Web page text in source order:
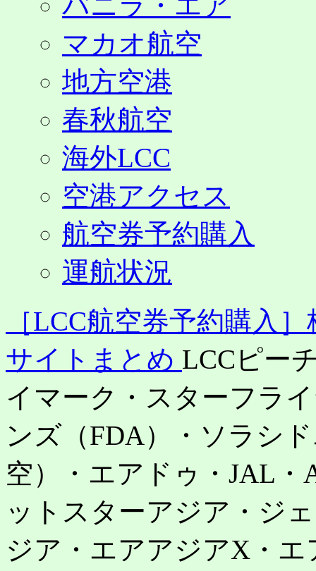
マカオ航空
地方空港
春秋航空
海外LCC
空港アクセス
航空券予約購入
運航状況
［LCC航空券予約購入
サイトまとめ LCCピー
イマーク・スターフラ
ンズ（FDA）・ソラシ
空）・エアドゥ・JAL
ットスターアジア・ジ
ジア・エアアジアX・